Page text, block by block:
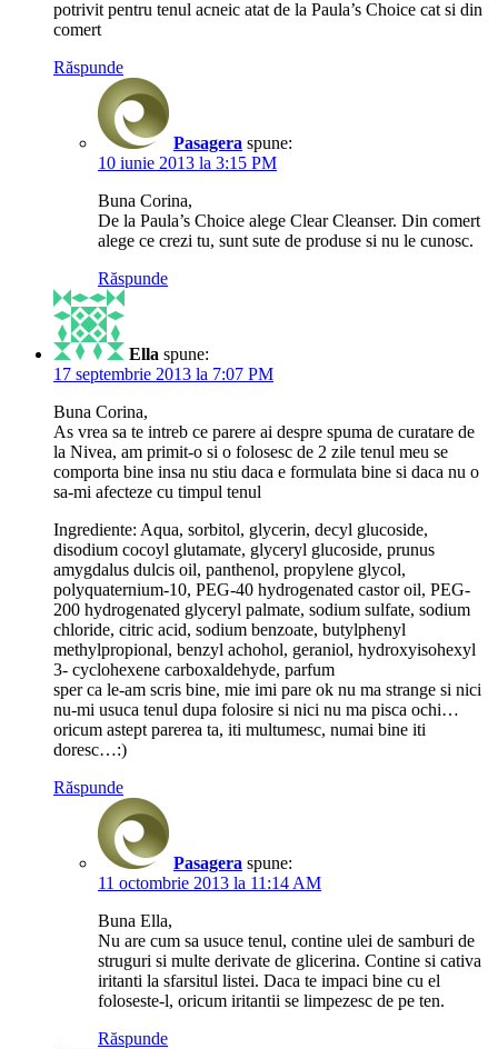
potrivit pentru tenul acneic atat de la Paula’s Choice cat si din
comert
Răspunde
Pasagera spune:
10 iunie 2013 la 3:15 PM
Buna Corina,
De la Paula’s Choice alege Clear Cleanser. Din comert
alege ce crezi tu, sunt sute de produse si nu le cunosc.
Răspunde
Ella spune:
17 septembrie 2013 la 7:07 PM
Buna Corina,
As vrea sa te intreb ce parere ai despre spuma de curatare de
la Nivea, am primit-o si o folosesc de 2 zile tenul meu se
comporta bine insa nu stiu daca e formulata bine si daca nu o
sa-mi afecteze cu timpul tenul
Ingrediente: Aqua, sorbitol, glycerin, decyl glucoside,
disodium cocoyl glutamate, glyceryl glucoside, prunus
amygdalus dulcis oil, panthenol, propylene glycol,
polyquaternium-10, PEG-40 hydrogenated castor oil, PEG-
200 hydrogenated glyceryl palmate, sodium sulfate, sodium
chloride, citric acid, sodium benzoate, butylphenyl
methylpropional, benzyl achohol, geraniol, hydroxyisohexyl
3- cyclohexene carboxaldehyde, parfum
sper ca le-am scris bine, mie imi pare ok nu ma strange si nici
nu-mi usuca tenul dupa folosire si nici nu ma pisca ochi…
oricum astept parerea ta, iti multumesc, numai bine iti
doresc…:)
Răspunde
Pasagera spune:
11 octombrie 2013 la 11:14 AM
Buna Ella,
Nu are cum sa usuce tenul, contine ulei de samburi de
struguri si multe derivate de glicerina. Contine si cativa
iritanti la sfarsitul listei. Daca te impaci bine cu el
foloseste-l, oricum iritantii se limpezesc de pe ten.
Răspunde